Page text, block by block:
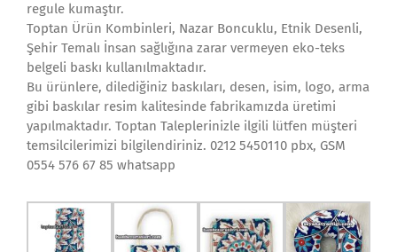
regule kumaştır.
Toptan Ürün Kombinleri, Nazar Boncuklu, Etnik Desenli,
Şehir Temalı İnsan sağlığına zarar vermeyen eko-teks
belgeli baskı kullanılmaktadır.
Bu ürünlere, dilediğiniz baskıları, desen, isim, logo, arma
gibi baskılar resim kalitesinde fabrikamızda üretimi
yapılmaktadır. Toptan Taleplerinizle ilgili lütfen müşteri
temsilcilerimizi bilgilendiriniz. 0212 5450110 pbx, GSM
0554 576 67 85 whatsapp